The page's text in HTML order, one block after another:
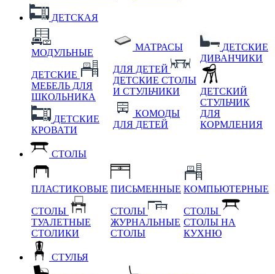
ДЕТСКАЯ
МОДУЛЬНЫЕ
ДЕТСКИЕ
МЕБЕЛЬ ДЛЯ
ШКОЛЬНИКА
ДЕТСКИЕ
КРОВАТИ
МАТРАСЫ
ДЛЯ ДЕТЕЙ
ДЕТСКИЕ СТОЛЫ
И СТУЛЬЧИКИ
КОМОДЫ
ДЛЯ ДЕТЕЙ
ДЕТСКИЕ
ДИВАНЧИКИ
ДЕТСКИЙ
СТУЛЬЧИК
ДЛЯ
КОРМЛЕНИЯ
СТОЛЫ
ПЛАСТИКОВЫЕ
СТОЛЫ
ТУАЛЕТНЫЕ
СТОЛИКИ
ПИСЬМЕННЫЕ
СТОЛЫ
ЖУРНАЛЬНЫЕ
СТОЛЫ
КОМПЬЮТЕРНЫЕ
СТОЛЫ
СТОЛЫ НА
КУХНЮ
СТУЛЬЯ